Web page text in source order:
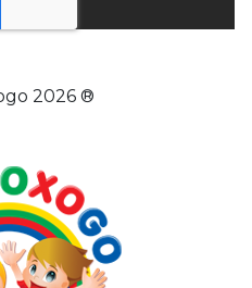
2026 ®